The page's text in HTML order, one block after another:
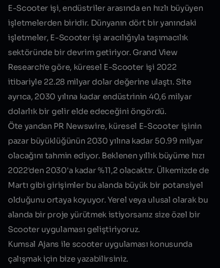
E-Scooter işi, endüstriler arasında en hızlı büyüyen
işletmelerden biridir. Dünyanın dört bir yanındaki
işletmeler, E-Scooter işi aracılığıyla taşımacılık
sektöründe bir devrim getiriyor. Grand View
Research'e göre, küresel E-Scooter işi 2022
itibariyle 22.28 milyar dolar değerine ulaştı. Site
ayrıca, 2030 yılına kadar endüstrinin 40,6 milyar
dolarlık bir gelir elde edeceğini öngördü.
Öte yandan PR Newswire, küresel E-Scooter işinin
pazar büyüklüğünün 2030 yılına kadar 50.99 milyar
olacağını tahmin ediyor. Beklenen yıllık büyüme hızı
2022'den 2030'a kadar %11,2 olacaktır. Ülkemizde de
Martı gibi girişimler bu alanda büyük bir potansiyel
olduğunu ortaya koyuyor. Yerel veya ulusal olarak bu
alanda bir proje yürütmek istiyorsanız size özel bir
Scooter uygulaması geliştiriyoruz.
Kumsal Ajans ile scooter uygulaması konusunda
çalışmak için bize yazabilirsiniz.